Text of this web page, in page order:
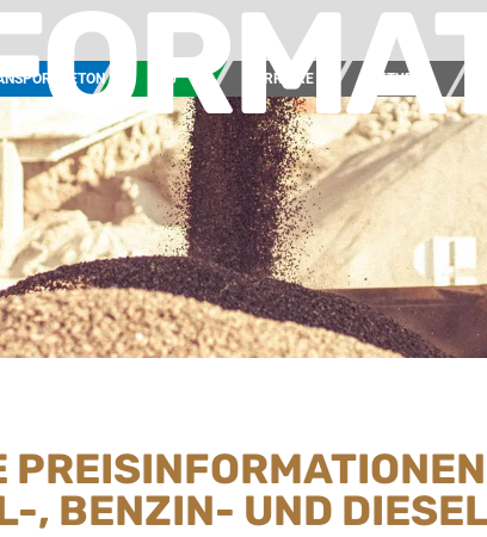
BAU KARRIERE AKTUELL
PREISINFORMATIONEN
, BENZIN- UND